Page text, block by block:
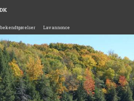
Lav annonce